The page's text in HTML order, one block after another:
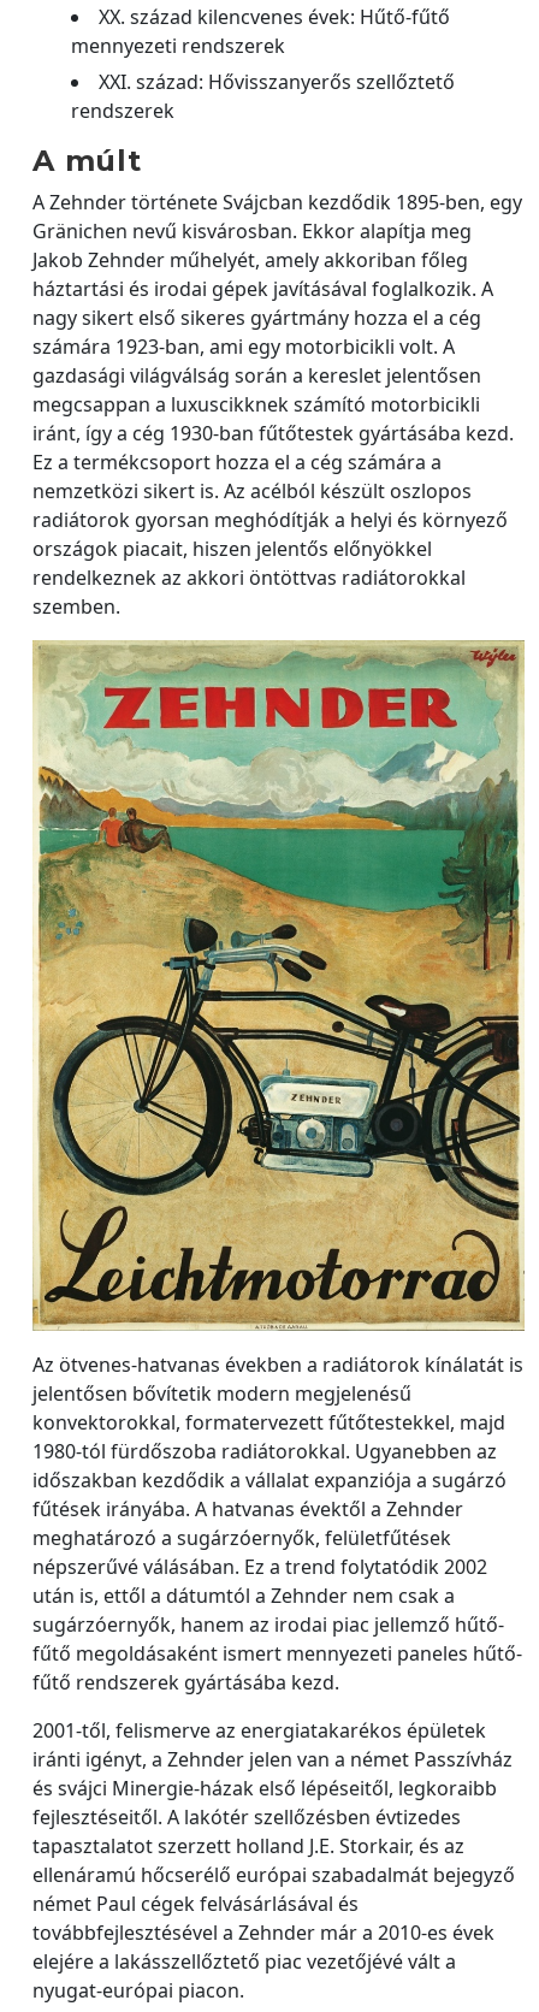
XX. század kilencvenes évek: Hűtő-fűtő
mennyezeti rendszerek
XXI. század: Hővisszanyerős szellőztető
rendszerek
A múlt
A Zehnder története Svájcban kezdődik 1895-ben, egy
Gränichen nevű kisvárosban. Ekkor alapítja meg
Jakob Zehnder műhelyét, amely akkoriban főleg
háztartási és irodai gépek javításával foglalkozik. A
nagy sikert első sikeres gyártmány hozza el a cég
számára 1923-ban, ami egy motorbicikli volt. A
gazdasági világválság során a kereslet jelentősen
megcsappan a luxuscikknek számító motorbicikli
iránt, így a cég 1930-ban fűtőtestek gyártásába kezd.
Ez a termékcsoport hozza el a cég számára a
nemzetközi sikert is. Az acélból készült oszlopos
radiátorok gyorsan meghódítják a helyi és környező
országok piacait, hiszen jelentős előnyökkel
rendelkeznek az akkori öntöttvas radiátorokkal
szemben.
Az ötvenes-hatvanas években a radiátorok kínálatát is
jelentősen bővítetik modern megjelenésű
konvektorokkal, formatervezett fűtőtestekkel, majd
1980-tól fürdőszoba radiátorokkal. Ugyanebben az
időszakban kezdődik a vállalat expanziója a sugárzó
fűtések irányába. A hatvanas évektől a Zehnder
meghatározó a sugárzóernyők, felületfűtések
népszerűvé válásában. Ez a trend folytatódik 2002
után is, ettől a dátumtól a Zehnder nem csak a
sugárzóernyők, hanem az irodai piac jellemző hűtő-
fűtő megoldásaként ismert mennyezeti paneles hűtő-
fűtő rendszerek gyártásába kezd.
2001-től, felismerve az energiatakarékos épületek
iránti igényt, a Zehnder jelen van a német Passzívház
és svájci Minergie-házak első lépéseitől, legkoraibb
fejlesztéseitől. A lakótér szellőzésben évtizedes
tapasztalatot szerzett holland J.E. Storkair, és az
ellenáramú hőcserélő európai szabadalmát bejegyző
német Paul cégek felvásárlásával és
továbbfejlesztésével a Zehnder már a 2010-es évek
elejére a lakásszellőztető piac vezetőjévé vált a
nyugat-európai piacon.